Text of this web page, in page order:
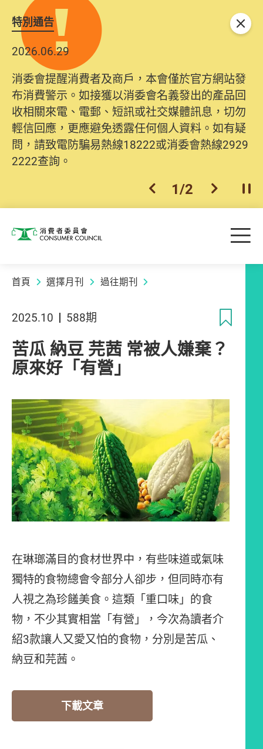
特別通告
2026.06.29
消委會提醒消費者及商戶，本會僅於官方網站發
布消費警示。如接獲以消委會名義發出的產品回
收相關來電、電郵、短訊或社交媒體訊息，切勿
輕信回應，更應避免透露任何個人資料。如有疑
問，請致電防騙易熱線18222或消委會熱線2929
2222查詢。
上一個
1/2 下一個開
關閉
消費者委員會 目
首頁 選擇月刊 過往期刊
2025.10 588期
苦瓜 納豆 芫茜 常被人嫌棄？
原來好「有營」
在琳瑯滿目的食材世界中，有些味道或氣味
獨特的食物總會令部分人卻步，但同時亦有
人視之為珍饈美食。這類「重口味」的食
物，不少其實相當「有營」，今次為讀者介
紹3款讓人又愛又怕的食物，分別是苦瓜、
納豆和芫茜。
下載文章